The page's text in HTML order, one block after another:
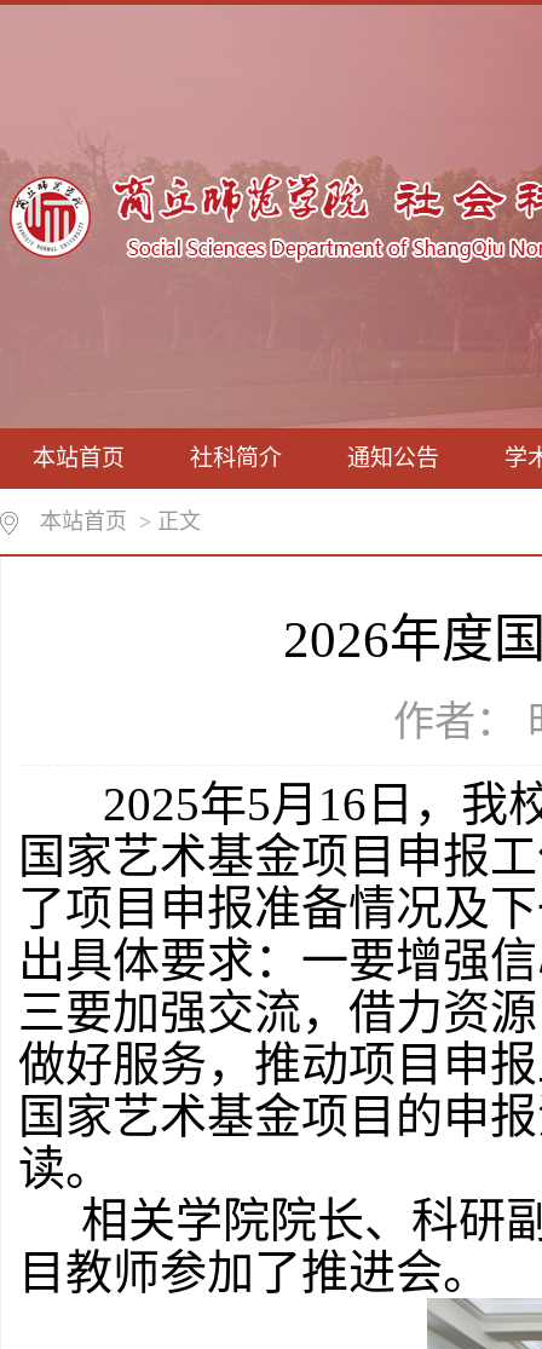
本站首页 社科简介 通知公告 学
本站首页 > 正文
2026年度
作者：
2025年5月16日，我
国家艺术基金项目申报
了项目申报准备情况及
出具体要求：一要增强
三要加强交流，借力资
做好服务，推动项目申
国家艺术基金项目的申
读。
相关学院院长、科研
目教师参加了推进会。